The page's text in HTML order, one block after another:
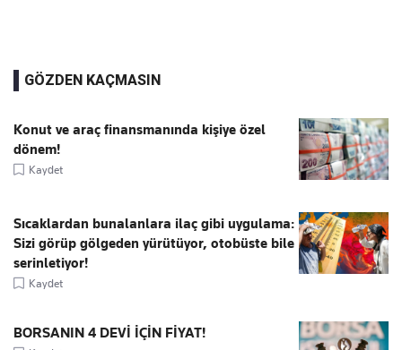
GÖZDEN KAÇMASIN
Konut ve araç finansmanında kişiye özel
dönem!
Kaydet
Sıcaklardan bunalanlara ilaç gibi uygulama:
Sizi görüp gölgeden yürütüyor, otobüste bile
serinletiyor!
Kaydet
BORSANIN 4 DEVİ İÇİN FİYAT!